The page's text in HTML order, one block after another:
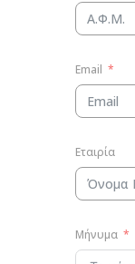
Email
Εταιρία
Μήνυμα